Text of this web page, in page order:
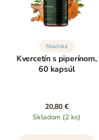
Novinka
Kvercetín s piperínom,
60 kapsúl
20,80 €
Skladom (2 ks)